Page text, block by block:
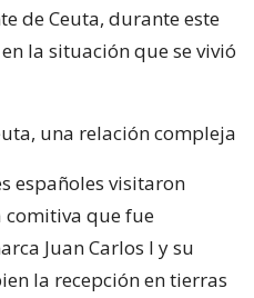
de Ceuta, durante este
la situación que se vivió
una relación compleja
españoles visitaron
comitiva que fue
Juan Carlos I y su
la recepción en tierras